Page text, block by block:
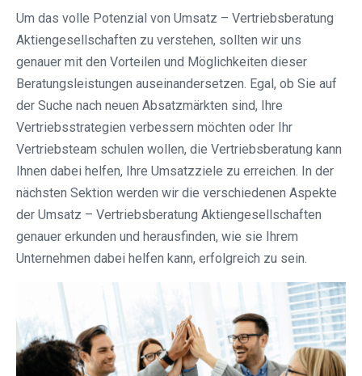
Um das volle Potenzial von Umsatz – Vertriebsberatung
Aktiengesellschaften zu verstehen, sollten wir uns
genauer mit den Vorteilen und Möglichkeiten dieser
Beratungsleistungen auseinandersetzen. Egal, ob Sie auf
der Suche nach neuen Absatzmärkten sind, Ihre
Vertriebsstrategien verbessern möchten oder Ihr
Vertriebsteam schulen wollen, die Vertriebsberatung kann
Ihnen dabei helfen, Ihre Umsatzziele zu erreichen. In der
nächsten Sektion werden wir die verschiedenen Aspekte
der Umsatz – Vertriebsberatung Aktiengesellschaften
genauer erkunden und herausfinden, wie sie Ihrem
Unternehmen dabei helfen kann, erfolgreich zu sein.